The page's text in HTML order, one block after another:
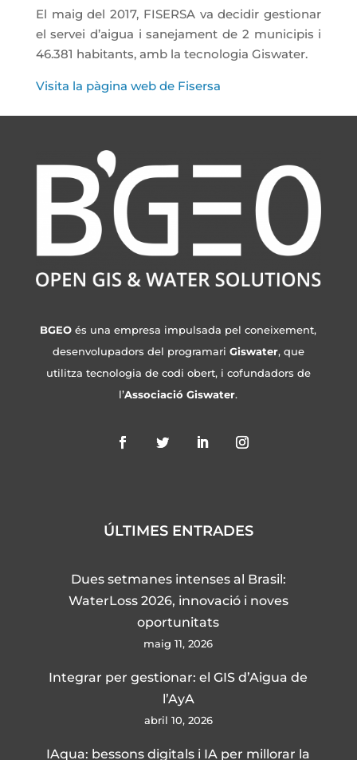
El maig del 2017, FISERSA va decidir gestionar
el servei d’aigua i sanejament de 2 municipis i
46.381 habitants, amb la tecnologia Giswater.
Visita la pàgina web de Fisersa
BGEOés una empresa impulsada pel coneixement,
desenvolupadors del programari Giswater, que
utilitza tecnologia de codi obert, i cofundadors de
l’Associació Giswater.
ÚLTIMES ENTRADES
Dues setmanes intenses al Brasil:
WaterLoss 2026, innovació i noves
oportunitats
maig 11, 2026
Integrar per gestionar: el GIS d’Aigua de
l’AyA
abril 10, 2026
IAqua: bessons digitals i IA per millorar la